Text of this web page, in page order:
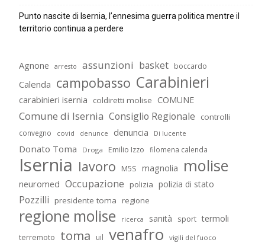
Punto nascite di Isernia, l’ennesima guerra politica mentre il
territorio continua a perdere
Agnone arresto assunzioni basket boccardo
Calenda campobasso Carabinieri
carabinieri isernia coldiretti molise COMUNE
Comune di Isernia Consiglio Regionale controlli
convegno covid denunce denuncia Di lucente
Donato Toma Droga Emilio Izzo filomena calenda
Isernia lavoro M5S magnolia molise
neuromed Occupazione polizia polizia di stato
Pozzilli presidente toma regione
regione molise ricerca sanità sport termoli
terremoto toma uil venafro vigili del fuoco